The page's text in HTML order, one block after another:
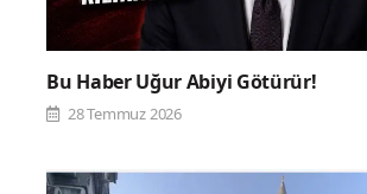
Bu Haber Uğur Abiyi Götürür!
28 Temmuz 2026